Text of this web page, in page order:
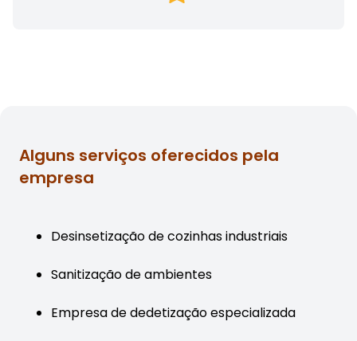
Alguns serviços oferecidos pela
empresa
Desinsetização de cozinhas industriais
Sanitização de ambientes
Empresa de dedetização especializada